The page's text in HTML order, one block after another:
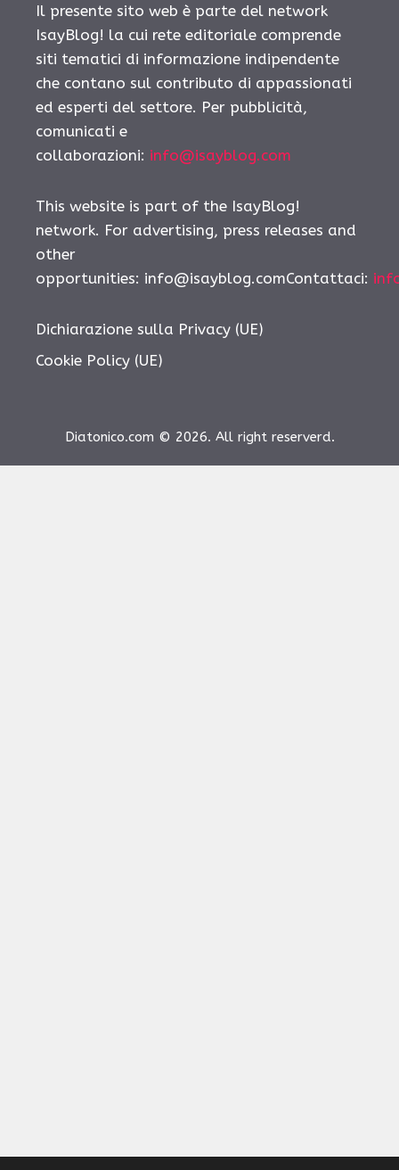
Il presente sito web è parte del network
IsayBlog! la cui rete editoriale comprende
siti tematici di informazione indipendente
che contano sul contributo di appassionati
ed esperti del settore. Per pubblicità,
comunicati e
collaborazioni: info@isayblog.com
This website is part of the IsayBlog!
network. For advertising, press releases and
other
opportunities: info@isayblog.comContattaci:
Dichiarazione sulla Privacy (UE)
Cookie Policy (UE)
Diatonico.com © 2026. All right reserverd.